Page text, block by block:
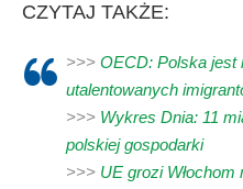
CZYTAJ TAKŻE:
>>> OECD: Polska jest
utalentowanych
>>> Wykres Dnia: 11
polskiej gospodarki
>>> UE grozi